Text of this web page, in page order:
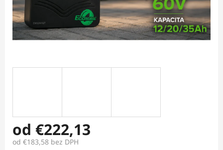
od €222,13
od €183,58 bez DPH